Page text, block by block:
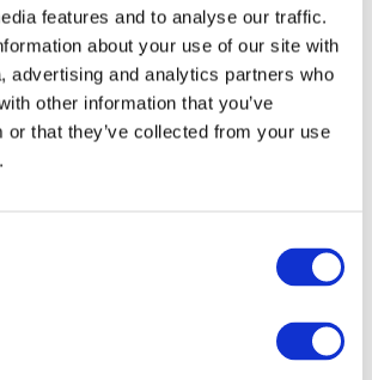
features and to analyse our traffic.
about your use of our site with
advertising and analytics partners who
other information that you’ve
or that they’ve collected from your use